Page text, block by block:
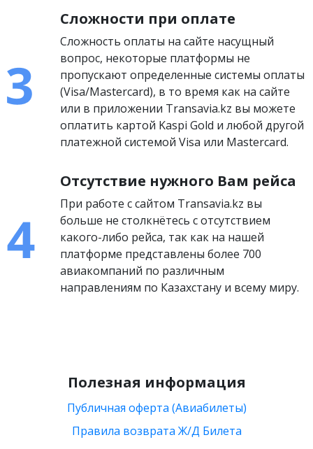
Сложности при оплате
Сложность оплаты на сайте насущный
вопрос, некоторые платформы не
пропускают определенные системы оплаты
(Visa/Mastercard), в то время как на сайте
или в приложении Transavia.kz вы можете
оплатить картой Kaspi Gold и любой другой
платежной системой Visa или Mastercard.
Отсутствие нужного Вам рейса
При работе с сайтом Transavia.kz вы
больше не столкнётесь с отсутствием
какого-либо рейса, так как на нашей
платформе представлены более 700
авиакомпаний по различным
направлениям по Казахстану и всему миру.
Полезная информация
Публичная оферта (Авиабилеты)
Правила возврата Ж/Д Билета